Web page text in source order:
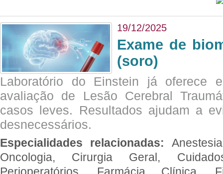
19/12/2025
Exame de
(soro)
Laboratório do Einstein já oferece
avaliação de Lesão Cerebral
casos leves. Resultados ajudam a
desnecessários.
Especialidades relacionadas:
Oncologia, Cirurgia Geral,
Perioperatórios, Farmácia Clínica,